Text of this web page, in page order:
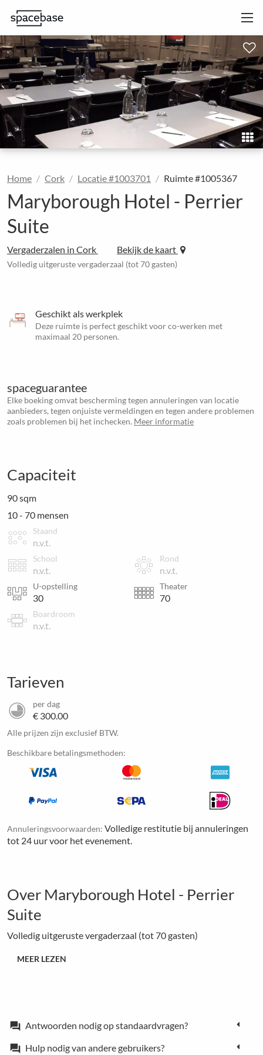
Home Cork Locatie #1003701 Ruimte #1005367
Maryborough Hotel - Perrier
Suite
Vergaderzalen in Cork Bekijk de kaart
Volledig uitgeruste vergaderzaal (tot 70 gasten)
Geschikt als werkplek
Deze ruimte is perfect geschikt voor co-werken met
maximaal 20 personen.
spaceguarantee
Elke boeking omvat bescherming tegen annuleringen van locatie
aanbieders, tegen onjuiste vermeldingen en tegen andere problemen
zoals problemen bij het inchecken. Meer informatie
Capaciteit
90 sqm
10 - 70 mensen
Staand
n.v.t.
School
n.v.t.
Rond
n.v.t.
U-opstelling
30
Theater
70
Boardroom
n.v.t.
Tarieven
per dag
€ 300.00
Alle prijzen zijn exclusief BTW.
Beschikbare betalingsmethoden:
Annuleringsvoorwaarden: Volledige restitutie bij annuleringen
tot 24 uur voor het evenement.
Over Maryborough Hotel - Perrier
Suite
Volledig uitgeruste vergaderzaal (tot 70 gasten)
MEER LEZEN
forum Antwoorden nodig op standaardvragen?
forum Hulp nodig van andere gebruikers?